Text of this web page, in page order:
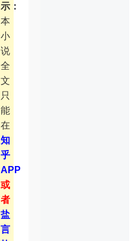
示：
本
小
说
全
文
只
能
在
知
乎
APP
或
者
盐
言